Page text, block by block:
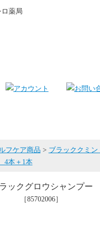
薬局
フケア商品 > ブラッククミン
本＋1本
ックグロウシャンプー
［85702006］